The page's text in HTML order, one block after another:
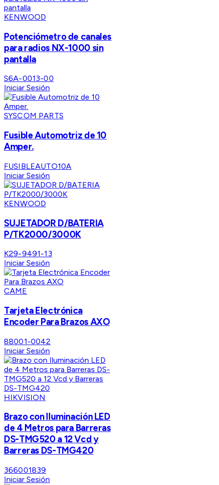
KENWOOD
Potenciómetro de canales
para radios NX-1000 sin
pantalla
S6A-0013-00
Iniciar Sesión
SYSCOM PARTS
Fusible Automotriz de 10
Amper.
FUSIBLEAUTO10A
Iniciar Sesión
KENWOOD
SUJETADOR D/BATERIA
P/TK2000/3000K
K29-9491-13
Iniciar Sesión
CAME
Tarjeta Electrónica
Encoder Para Brazos AXO
88001-0042
Iniciar Sesión
HIKVISION
Brazo con Iluminación LED
de 4 Metros para Barreras
DS-TMG520 a 12 Vcd y
Barreras DS-TMG420
366001839
Iniciar Sesión